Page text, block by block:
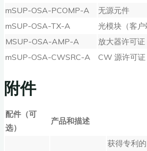
mSUP-OSA-PCOMP-A
无源元件
mSUP-OSA-TX-A
光模块（客户
MSUP-OSA-AMP-A
放大器许可证
mSUP-OSA-CWSRC-A
CW 源许可证
附件
配件（可
选）
产品和描述
获得专利